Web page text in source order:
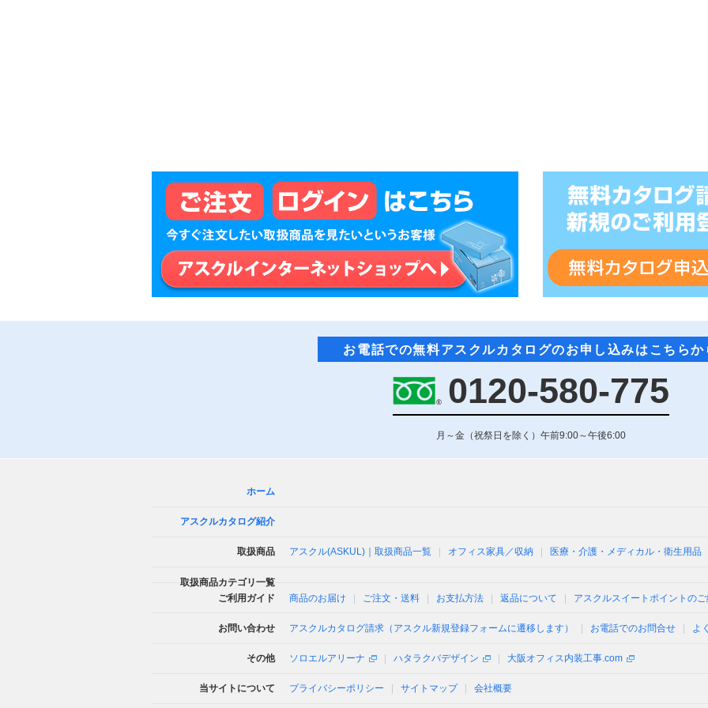
お電話での無料アスクルカタログのお申し込みはこちらか
0120-580-775
月～金（祝祭日を除く）午前9:00～午後6:00
ホーム
アスクルカタログ紹介
取扱商品 アスクル(ASKUL)｜取扱商品一覧 オフィス家具／収納 医療・介護・メディカル・衛生用品
取扱商品カテゴリ一覧
ご利用ガイド
商品のお届け ご注文・送料 お支払方法 返品について アスクルスイートポイントの
お問い合わせ アスクルカタログ請求（アスクル新規登録フォームに遷移します） お電話でのお問合せ よ
その他 ソロエルアリーナ ハタラクバデザイン 大阪オフィス内装工事.com
当サイトについて プライバシーポリシー サイトマップ 会社概要